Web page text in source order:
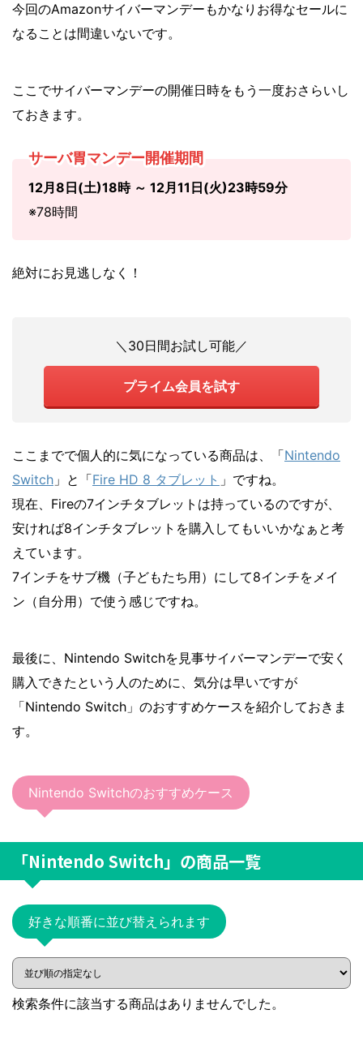
今回のAmazonサイバーマンデーもかなりお得なセールに
なることは間違いないです。
ここでサイバーマンデーの開催日時をもう一度おさらいし
ておきます。
サーバ胃マンデー開催期間
12月8日(土)18時 ～ 12月11日(火)23時59分
※78時間
絶対にお見逃しなく！
＼30日間お試し可能／
プライム会員を試す
ここまでで個人的に気になっている商品は、「Nintendo
Switch 」と「Fire HD 8 タブレット 」ですね。
現在、Fireの7インチタブレットは持っているのですが、
安ければ8インチタブレットを購入してもいいかなぁと考
えています。
7インチをサブ機（子どもたち用）にして8インチをメイ
ン（自分用）で使う感じですね。
最後に、Nintendo Switchを見事サイバーマンデーで安く
購入できたという人のために、気分は早いですが
「Nintendo Switch」のおすすめケースを紹介しておきま
す。
Nintendo Switchのおすすめケース
「Nintendo Switch」 の商品一覧
好きな順番に並び替えられます
検索条件に該当する商品はありませんでした。